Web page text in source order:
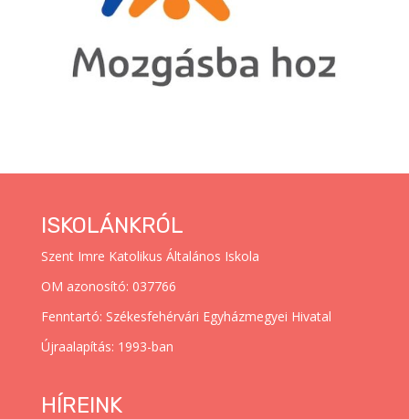
ISKOLÁNKRÓL
Szent Imre Katolikus Általános Iskola
OM azonosító: 037766
Fenntartó: Székesfehérvári Egyházmegyei Hivatal
Újraalapítás: 1993-ban
HÍREINK